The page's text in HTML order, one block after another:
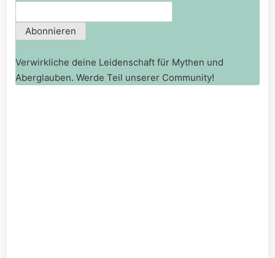
Verwirkliche deine Leidenschaft für Mythen und
Aberglauben. Werde Teil unserer Community!